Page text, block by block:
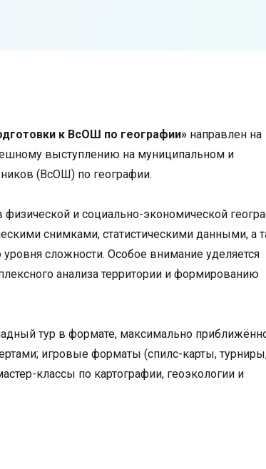
к ВсОШ по географии» направлен на
выступлению на муниципальном и
(ВсОШ) по географии.
и социально-экономической
снимками, статистическими данными, а
сложности. Особое внимание уделяется
анализа территории и формированию
тур в формате, максимально
игровые форматы (спилс-карты,
классы по картографии, геоэкологии и